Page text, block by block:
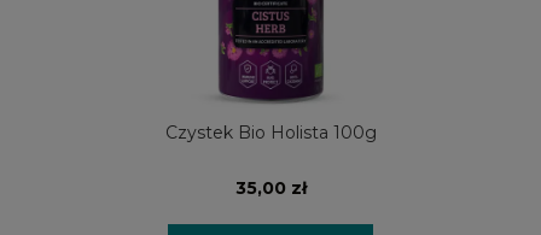
Czystek Bio Holista 100g
35,00 zł